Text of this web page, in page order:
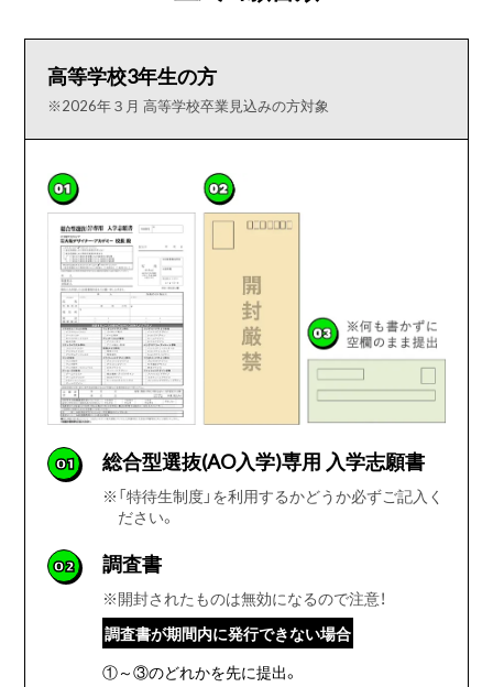
高等学校3年生の方
※2026年３月 高等学校卒業見込みの方対象
01 総合型選抜(AO入学)専用 入学志願書
※ 「特待生制度」を利用するかどうか必ずご記入く
ださい。
02 調査書
※開封されたものは無効になるので注意！
調査書が期間内に発行できない場合
①～③のどれかを先に提出。